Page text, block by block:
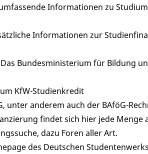
Informationen zu
Informationen zur
Bundesministerium für Bildung
KfW-Studienkredit
unter anderem auch der BAföG-
findet sich hier jede
dazu Foren aller Art.
des Deutschen